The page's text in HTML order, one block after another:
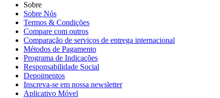
Sobre
Sobre Nós
Termos & Condições
Compare com outros
Comparação de serviços de entrega internacional
Métodos de Pagamento
Programa de Indicações
Responsabilidade Social
Depoimentos
Inscreva-se em nossa newsletter
Aplicativo Móvel